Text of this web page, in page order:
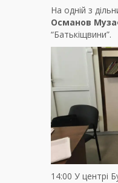
На одній з
Османов
“Батькіщвини”.
14:00 У центрі